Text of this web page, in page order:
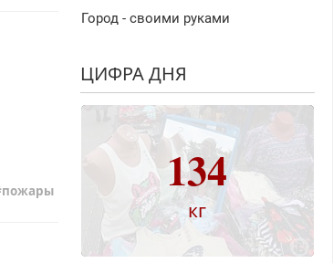
пожары
Город - своими руками
ЦИФРА ДНЯ
134
кг